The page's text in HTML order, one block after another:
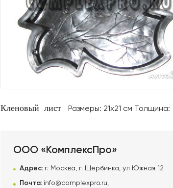
Кленовый лист Размеры: 21х21 см
ООО «КомплексПро»
Адрес: г. Москва, г. Щербинка, ул Южная 12
Почта: info@complexpro.ru,